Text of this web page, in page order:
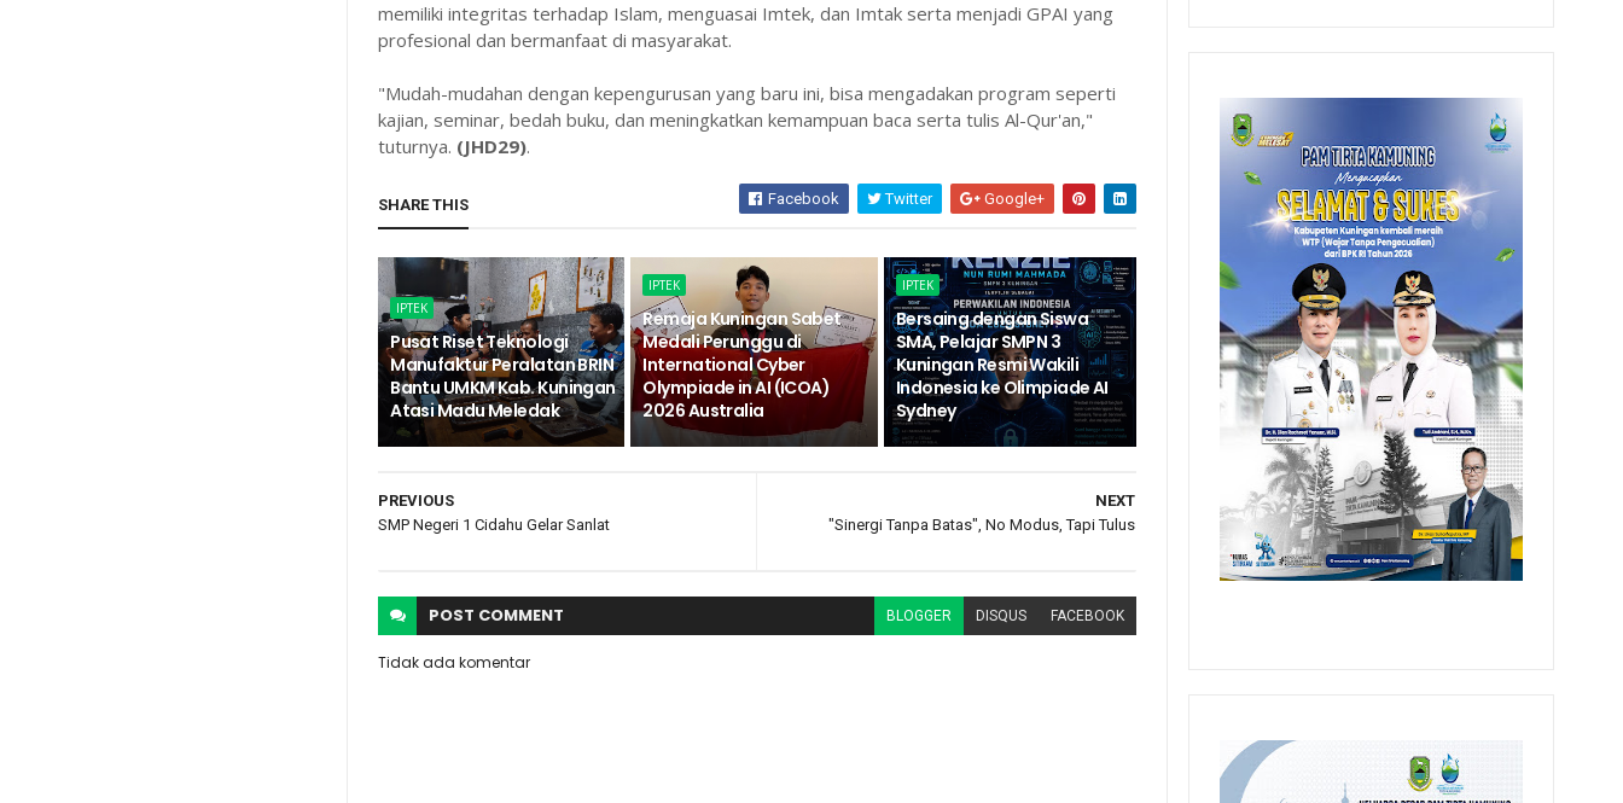
memiliki integritas terhadap Islam, menguasai Imtek, dan Imtak serta menjadi GPAI yang
profesional dan bermanfaat di masyarakat.
"Mudah-mudahan dengan kepengurusan yang baru ini, bisa mengadakan program seperti
kajian, seminar, bedah buku, dan meningkatkan kemampuan baca serta tulis Al-Qur'an,"
tuturnya. (JHD29).
SHARE THIS Facebook Twitter Google+
IPTEK
Pusat Riset Teknologi
Manufaktur Peralatan BRIN
Bantu UMKM Kab. Kuningan
Atasi Madu Meledak
IPTEK
Remaja Kuningan Sabet
Medali Perunggu di
International Cyber
Olympiade in AI (ICOA)
2026 Australia
IPTEK
Bersaing dengan Siswa
SMA, Pelajar SMPN 3
Kuningan Resmi Wakili
Indonesia ke Olimpiade AI
Sydney
NEXT
"Sinergi Tanpa Batas", No Modus, Tapi Tulus
PREVIOUS
SMP Negeri 1 Cidahu Gelar Sanlat
POST COMMENT BLOGGER DISQUS FACEBOOK
Tidak ada komentar